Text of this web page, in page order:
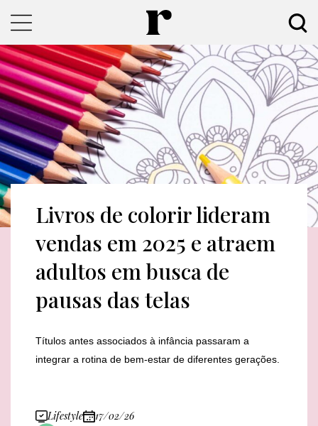
Livros de colorir lideram
vendas em 2025 e atraem
adultos em busca de
pausas das telas
Títulos antes associados à infância passaram a
integrar a rotina de bem-estar de diferentes gerações.
Lifestyle
17/02/26